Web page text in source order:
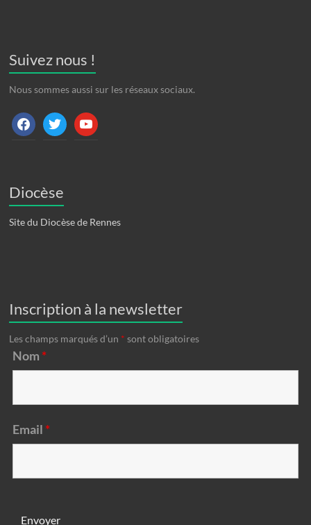
Suivez nous !
Nous sommes aussi sur les réseaux sociaux.
facebooktwitter youtube
Diocèse
Site du Diocèse de Rennes
Inscription à la newsletter
Les champs marqués d’un * sont obligatoires
Nom *
Email *